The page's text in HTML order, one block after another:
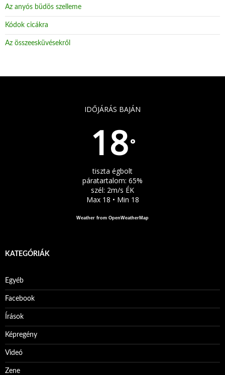
Az anyós büdös szelleme
Kódok cicákra
Az összeesküvésekről
IDŐJÁRÁS BAJÁN
18°
tiszta égbolt
páratartalom: 65%
szél: 2m/s ÉK
Max 18 • Min 18
Weather from OpenWeatherMap
KATEGÓRIÁK
Egyéb
Facebook
Írások
Képregény
Videó
Zene